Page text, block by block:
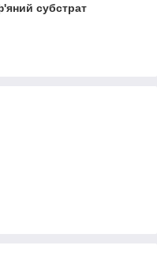
субстрат